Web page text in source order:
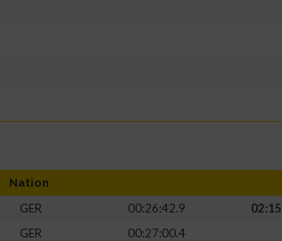
Nation
GER 00:26:42.9
GER
00:27:00.4